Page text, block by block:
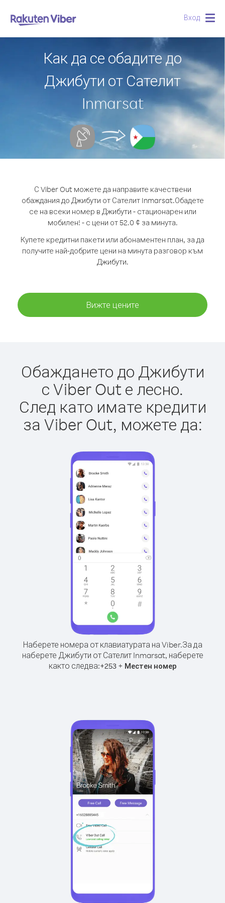
Вход
Как да се обадите до
Джибути от Сателит
Inmarsat
С Viber Out можете да направите качествени
обаждания до Джибути от Сателит Inmarsat.Обадете
се на всеки номер в Джибути - стационарен или
мобилен! - с цени от 52.0 ¢ за минута.
Купете кредитни пакети или абонаментен план, за да
получите най-добрите цени на минута разговор към
Джибути.
Вижте цените
Обаждането до Джибути
с Viber Out е лесно.
След като имате кредити
за Viber Out, можете да:
Наберете номера от клавиатурата на Viber.За да
наберете Джибути от Сателит Inmarsat, наберете
както следва:+253+ Местен номер